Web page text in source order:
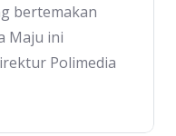
bertemakan
Maju ini
Polimedia